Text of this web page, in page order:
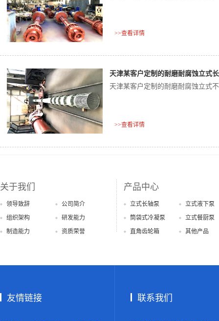
>>查看详情
天津某客户定制的耐磨耐腐蚀立式
天津某客户定制的耐磨耐腐蚀立式
>>查看详情
关于我们
领导致辞
公司简介
组织架构
研发能力
制造能力
资质荣誉
产品中心
立式长轴泵
立式液下泵
筒袋式冷凝泵
立式餐厨泵
直角齿轮箱
其他产品
友情链接 联系我们